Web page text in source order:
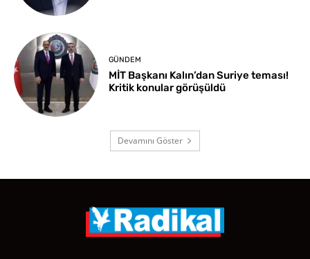
GÜNDEM
MİT Başkanı Kalın’dan Suriye teması!
Kritik konular görüşüldü
Devamını Göster